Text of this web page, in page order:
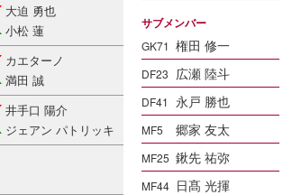
サブメンバー
GK71 権田 修一
DF23 広瀬 陸斗
DF41 永戸 勝也
MF5 郷家 友太
MF25 鍬先 祐弥
MF44 日髙 光揮
大迫 勇也
小松 蓮
カエターノ
満田 誠
井手口 陽介
ジェアン パトリッキ